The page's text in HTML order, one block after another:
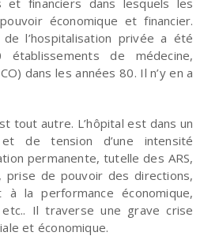
économique et financier.
l’hospitalisation privée a été
de médecine,
dans les années 80. Il n’y en a
tout autre. L’hôpital est dans un
de tension d’une intensité
permanente, tutelle des ARS,
prise de pouvoir des directions,
la performance économique,
Il traverse une grave crise
et économique.